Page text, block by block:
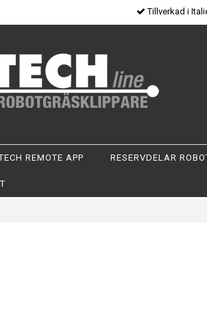
Tillverkad i
REMOTE APP RESERVDELAR